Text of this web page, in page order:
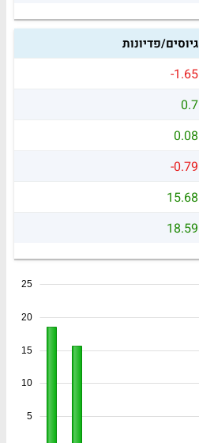
גיוסים/פדיונות
-1.65
0.7
0.08
-0.79
15.68
18.59
5
10
15
20
25